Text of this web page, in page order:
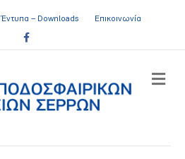
Έντυπα – Downloads
Επικοινωνία
Facebook